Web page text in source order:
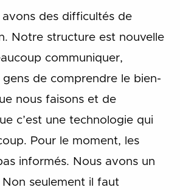
avons des difficultés de
Notre structure est nouvelle
communiquer,
de comprendre le bien-
nous faisons et de
c’est une technologie qui
Pour le moment, les
informés. Nous avons un
seulement il faut